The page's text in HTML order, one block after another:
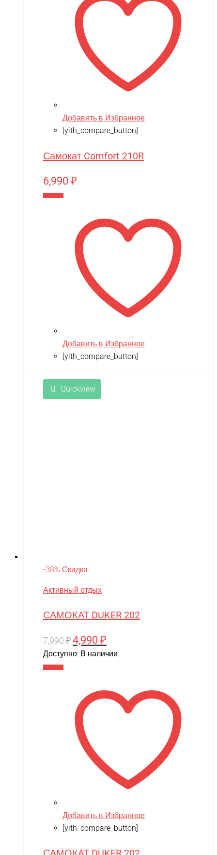
Добавить в Избранное
[yith_compare_button]
Самокат Comfort 210R
6,990 ₽
Добавить в Избранное
[yith_compare_button]
Quickview
-38% Скидка
Активный отдых
САМОКАТ DUKER 202
7,990₽ Первоначальная
цена
4,990 ₽
цена:
Доступно: В наличии
Добавить в Избранное
[yith_compare_button]